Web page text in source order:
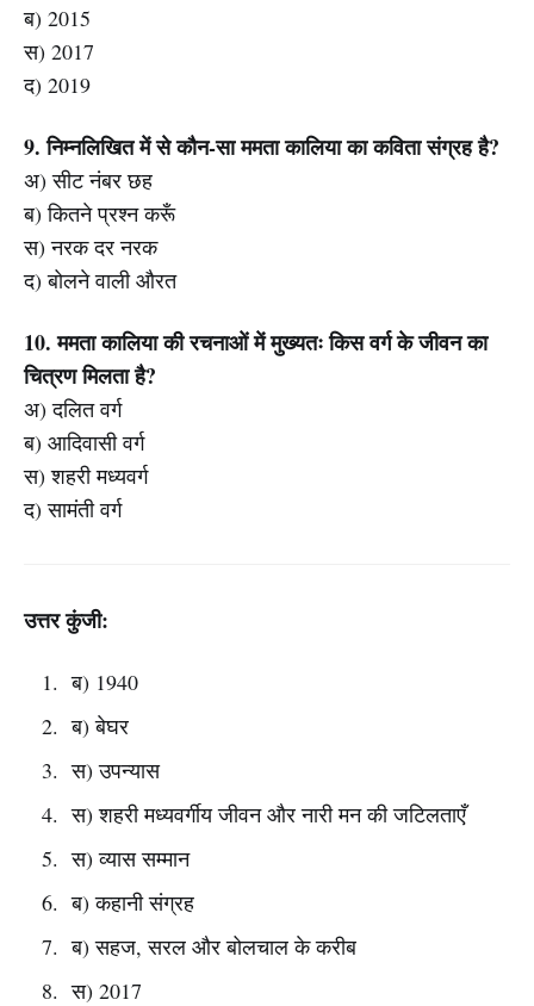
ब) 2015
स) 2017
द) 2019
9. निम्नलिखित में से कौन-सा ममता कालिया का कविता संग्रह है?
अ) सीट नंबर छह
ब) कितने प्रश्न करूँ
स) नरक दर नरक
द) बोलने वाली औरत
10. ममता कालिया की रचनाओं में मुख्यतः किस वर्ग के जीवन का
चित्रण मिलता है?
अ) दलित वर्ग
ब) आदिवासी वर्ग
स) शहरी मध्यवर्ग
द) सामंती वर्ग
उत्तर कुंजी:
ब) 1940
ब) बेघर
स) उपन्यास
स) शहरी मध्यवर्गीय जीवन और नारी मन की जटिलताएँ
स) व्यास सम्मान
ब) कहानी संग्रह
ब) सहज, सरल और बोलचाल के करीब
स) 2017